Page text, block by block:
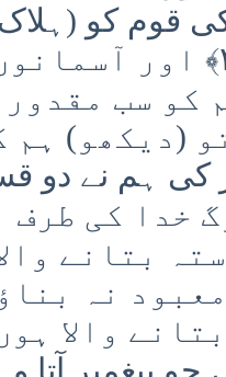
قوم کو
لوگ تھے ﴿۴۶﴾
(دیکھو)
کی ہم نے دو
لوگ خدا کی
نہ
پیغمبر آتا